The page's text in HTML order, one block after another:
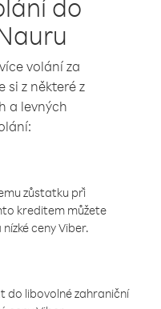
do
volání za
si z některé z
a levných
zůstatku při
kreditem můžete
ceny Viber.
do libovolné zahraniční